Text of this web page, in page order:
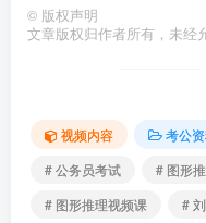
© 版权声明
文章版权归作者所有，未经
视频内容
考公
# 公务员考试
# 图形
# 图形推理视频课
#